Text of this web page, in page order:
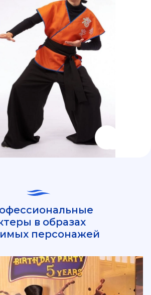
в образах
персонажей